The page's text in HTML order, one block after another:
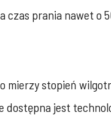
czas prania nawet o
mierzy stopień
dostępna jest